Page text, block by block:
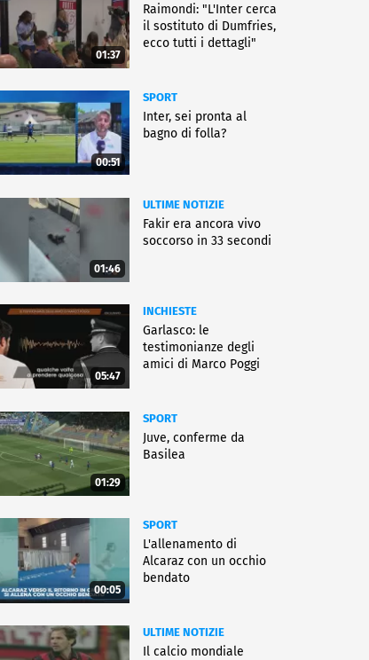
01:37
Raimondi: "L'Inter cerca
il sostituto di Dumfries,
ecco tutti i dettagli"
00:51
SPORT
Inter, sei pronta al
bagno di folla?
01:46
ULTIME NOTIZIE
Fakir era ancora vivo
soccorso in 33 secondi
05:47
INCHIESTE
Garlasco: le
testimonianze degli
amici di Marco Poggi
01:29
SPORT
Juve, conferme da
Basilea
00:05
SPORT
L'allenamento di
Alcaraz con un occhio
bendato
ULTIME NOTIZIE
Il calcio mondiale